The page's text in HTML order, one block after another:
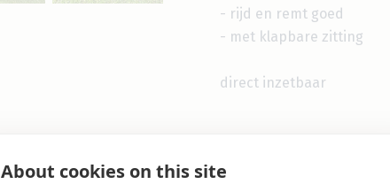
- rijd en remt goed
- met klapbare zitting
direct inzetbaar
About cookies on this site